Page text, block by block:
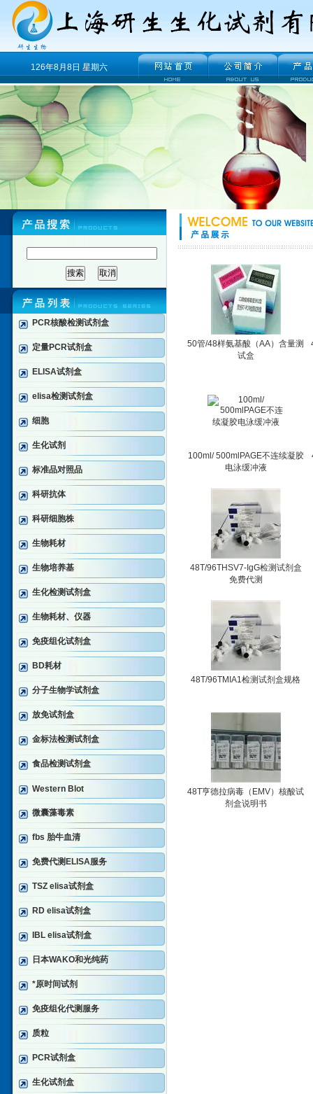
126年8月8日 星期六
PCR核酸检测试剂盒
定量PCR试剂盒
ELISA试剂盒
elisa检测试剂盒
细胞
生化试剂
标准品对照品
科研抗体
科研细胞株
生物耗材
生物培养基
生化检测试剂盒
生物耗材、仪器
免疫组化试剂盒
BD耗材
分子生物学试剂盒
放免试剂盒
金标法检测试剂盒
食品检测试剂盒
Western Blot
微囊藻毒素
fbs 胎牛血清
免费代测ELISA服务
TSZ elisa试剂盒
RD elisa试剂盒
IBL elisa试剂盒
日本WAKO和光纯药
*原时间试剂
免疫组化代测服务
质粒
PCR试剂盒
生化试剂盒
50管/48样氨基酸（AA）含量测
试盒
100ml/ 500mlPAGE不连续凝胶
电泳缓冲液
48T/96THSV7-IgG检测试剂盒
免费代测
48T/96TMIA1检测试剂盒规格
48T亨德拉病毒（EMV）核酸试
剂盒说明书